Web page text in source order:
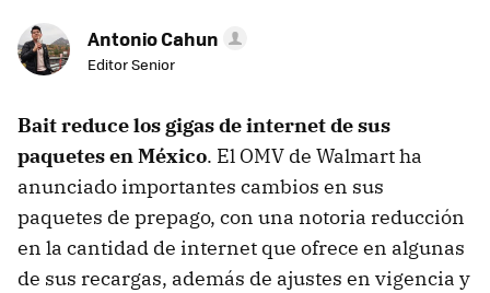
Antonio Cahun
Editor Senior
Bait reduce los gigas de internet de sus
paquetes en México. El OMV de Walmart ha
anunciado importantes cambios en sus
paquetes de prepago, con una notoria reducción
en la cantidad de internet que ofrece en algunas
de sus recargas, además de ajustes en vigencia y